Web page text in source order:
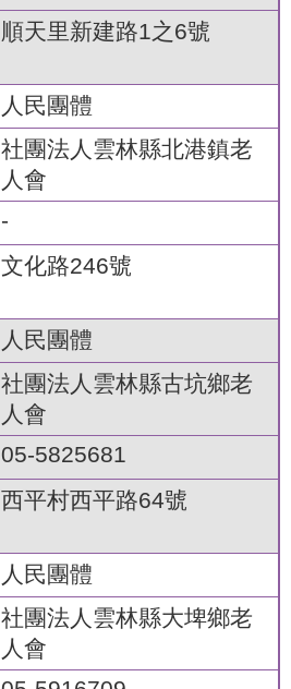
順天里新建路1之6號
人民團體
社團法人雲林縣北港鎮老
人會
-
文化路246號
人民團體
社團法人雲林縣古坑鄉老
人會
05-5825681
西平村西平路64號
人民團體
社團法人雲林縣大埤鄉老
人會